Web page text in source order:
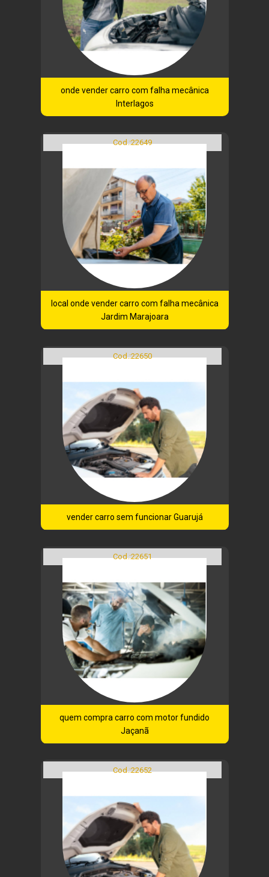
onde vender carro com falha mecânica
Interlagos
Cod.:22649
local onde vender carro com falha mecânica
Jardim Marajoara
Cod.:22650
vender carro sem funcionar Guarujá
Cod.:22651
quem compra carro com motor fundido
Jaçanã
Cod.:22652